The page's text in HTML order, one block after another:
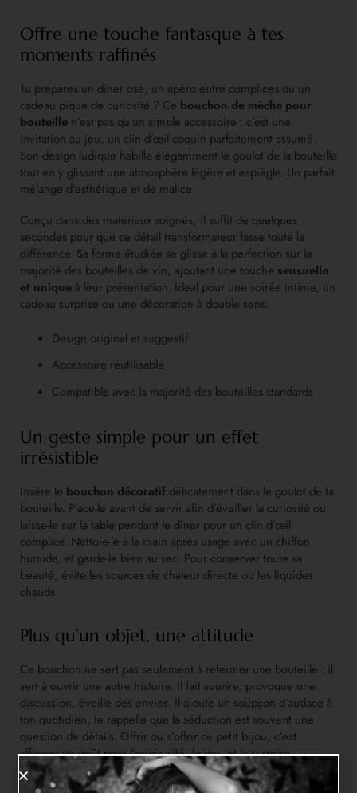
Offre une touche fantasque à tes
moments raffinés
Tu prépares un dîner osé, un apéro entre complices ou un
cadeau pique de curiosité ? Ce bouchon de mèche pour
bouteille n’est pas qu’un simple accessoire : c’est une
invitation au jeu, un clin d’œil coquin parfaitement assumé.
Son design ludique habille élégamment le goulot de la bouteille
tout en y glissant une atmosphère légère et espiègle. Un parfait
mélange d’esthétique et de malice.
Conçu dans des matériaux soignés, il suffit de quelques
secondes pour que ce détail transformateur fasse toute la
différence. Sa forme étudiée se glisse à la perfection sur la
majorité des bouteilles de vin, ajoutant une touche sensuelle
et unique à leur présentation. Ideal pour une soirée intime, un
cadeau surprise ou une décoration à double sens.
Design original et suggestif
Accessoire réutilisable
Compatible avec la majorité des bouteilles standards
Un geste simple pour un effet
irrésistible
Insère le bouchon décoratif délicatement dans le goulot de ta
bouteille. Place-le avant de servir afin d’éveiller la curiosité ou
laisse-le sur la table pendant le dîner pour un clin d’œil
complice. Nettoie-le à la main après usage avec un chiffon
humide, et garde-le bien au sec. Pour conserver toute sa
beauté, évite les sources de chaleur directe ou les liquides
chauds.
Plus qu’un objet, une attitude
Ce bouchon ne sert pas seulement à refermer une bouteille : il
sert à ouvrir une autre histoire. Il fait sourire, provoque une
discussion, éveille des envies. Il ajoute un soupçon d’audace à
ton quotidien, te rappelle que la séduction est souvent une
question de détails. Offrir ou s’offrir ce petit bijou, c’est
affirmer un goût pour l’originalité, le jeu, et la surprise.